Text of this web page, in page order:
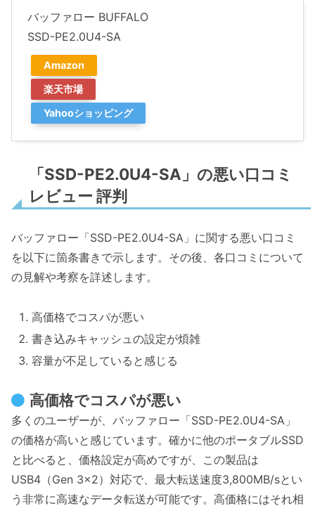
バッファロー BUFFALO
SSD-PE2.0U4-SA
Amazon
楽天市場
Yahooショッピング
「SSD-PE2.0U4-SA」の悪い口コミ
レビュー 評判
バッファロー「SSD-PE2.0U4-SA」に関する悪い口コミ
を以下に箇条書きで示します。その後、各口コミについて
の見解や考察を詳述します。
高価格でコスパが悪い
書き込みキャッシュの設定が煩雑
容量が不足していると感じる
高価格でコスパが悪い
多くのユーザーが、バッファロー「SSD-PE2.0U4-SA」
の価格が高いと感じています。確かに他のポータブルSSD
と比べると、価格設定が高めですが、この製品は
USB4（Gen 3×2）対応で、最大転送速度3,800MB/sとい
う非常に高速なデータ転送が可能です。高価格にはそれ相